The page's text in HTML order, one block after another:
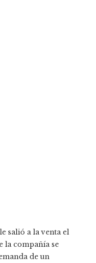
salió a la venta el
la compañía se
de un